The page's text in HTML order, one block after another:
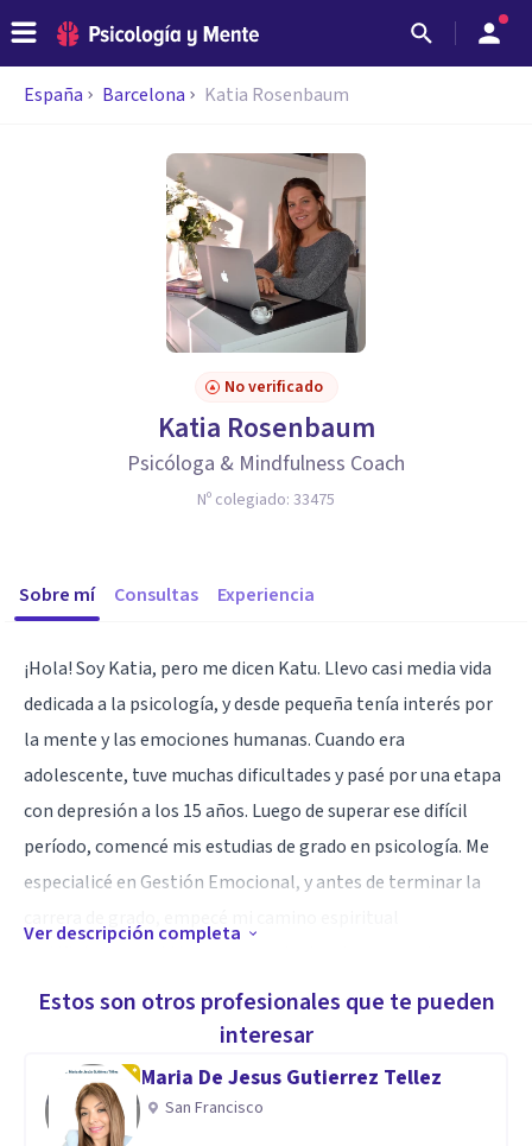
España Barcelona Katia Rosenbaum
No verificado
Katia Rosenbaum
Psicóloga & Mindfulness Coach
Nº colegiado: 33475
Sobre mí Consultas Experiencia
¡Hola! Soy Katia, pero me dicen Katu. Llevo casi media vida
dedicada a la psicología, y desde pequeña tenía interés por
la mente y las emociones humanas. Cuando era
adolescente, tuve muchas dificultades y pasé por una etapa
con depresión a los 15 años. Luego de superar ese difícil
período, comencé mis estudias de grado en psicología. Me
especialicé en Gestión Emocional, y antes de terminar la
Intervenciones Basadas en Mindfulness (MBI). En mis
estudios de maestría, me formé en Neurociencias, lo que me
dio una sólida formación científica y una comprensión
global del cerebro y la conducta humana, pero nunca perdí
mi enfoque cálido y compasivo hacia mis pacientes. Luego
Ver descripción completa
Estos son otros profesionales que te pueden
interesar
Maria De Jesus Gutierrez Tellez
San Francisco